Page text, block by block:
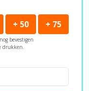
+ 50 + 75
bevestigen
drukken.